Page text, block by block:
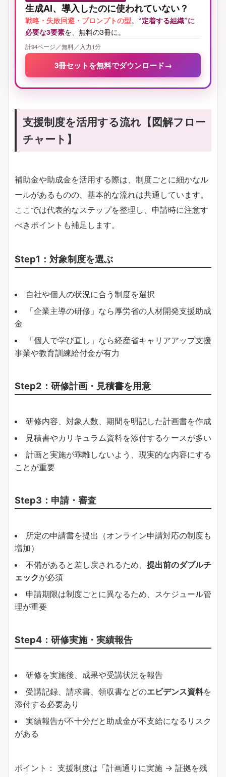
生成AI、導入したのに使われていない？
戦略・失敗回避・プロンプトの型。 “定着する組織”に
必要な3要素を、無料の3冊に。
計94ページ／無料／入力1分
3冊セットを無料でダウンロード→
支援制度を活用する流れ【図解フロー
チャート】
補助金や助成金を活用する際は、制度ごとに細かなル
ールがあるものの、基本的な流れは共通しています。
ここでは代表的なステップを整理し、申請時に注意す
べきポイントも補足します。
Step1：対象制度を選ぶ
自社や個人の状況に合う制度を選択
「企業主導の研修」なら厚労省の人材開発支援助成
金
「個人で学び直し」なら経産省キャリアアップ支援
事業や教育訓練給付金が有力
Step2：研修計画・見積書を用意
研修内容、対象人数、期間を明記した計画書を作成
見積書やカリキュラム資料を添付するケースが多い
計画と実施が乖離しないよう、現実的な内容にする
ことが重要
Step3：申請・審査
所定の申請書を提出（オンライン申請対応の制度も
増加）
不備があると差し戻されるため、 提出前のダブルチ
ェックが必須
申請期限は制度ごとに異なるため、スケジュール管
理が重要
Step4：研修実施・実績報告
研修を実施後、成果や受講状況を報告
受講記録、請求書、領収書などのエビデンス資料を
添付する必要あり
実績報告が不十分だと助成金が不支給になるリスク
がある
ポイント： 支援制度は「計画通りに実施 → 証拠を残